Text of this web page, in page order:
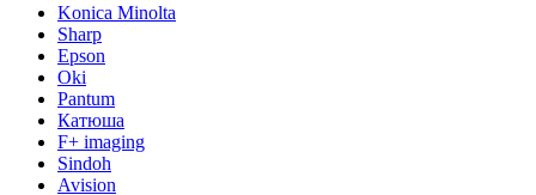
Konica Minolta
Sharp
Epson
Oki
Pantum
Катюша
F+ imaging
Sindoh
Avision